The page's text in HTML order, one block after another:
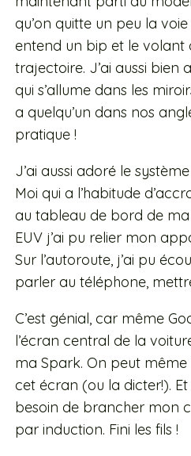
qu’on quitte un peu la
entend un bip et le volant
trajectoire. J’ai aussi bien
qui s’allume dans les
a quelqu’un dans nos
pratique !
J’ai aussi adoré le
Moi qui a l’habitude
au tableau de bord de
EUV j’ai pu relier mon
Sur l’autoroute, j’ai pu
parler au téléphone,
C’est génial, car même
l’écran central de la
ma Spark. On peut
cet écran (ou la dicter!). Et
besoin de brancher mon
par induction. Fini les fils !